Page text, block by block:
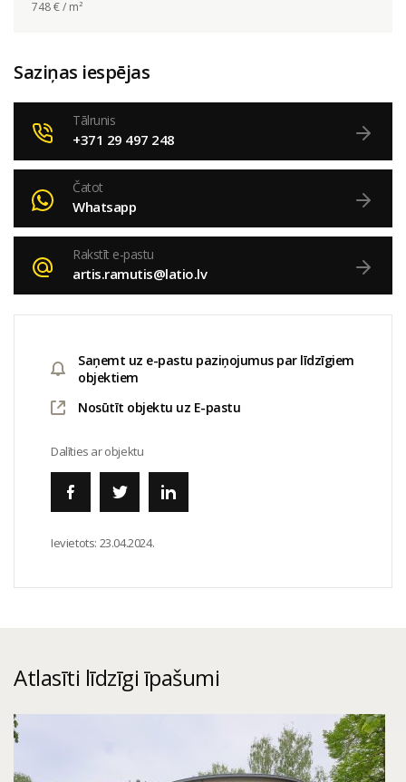
748€ / m²
Saziņas iespējas
Tālrunis
+371 29 497 248
Čatot
Whatsapp
Rakstīt e-pastu
artis.ramutis@latio.lv
Saņemt uz e-pastu paziņojumus par līdzīgiem
objektiem
Nosūtīt objektu uz E-pastu
Dalīties ar objektu
Ievietots: 23.04.2024.
Atlasīti līdzīgi īpašumi